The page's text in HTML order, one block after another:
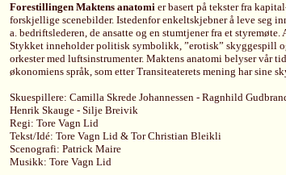
Forestillingen Maktens anatomi er basert på tekster fra
forskjellige scenebilder. Istedenfor enkeltskjebner å leve seg
a. bedriftslederen, de ansatte og en stumtjener fra et
Stykket inneholder politisk symbolikk, ”erotisk” skyggespill
orkester med luftsinstrumenter. Maktens anatomi belyser vår
økonomiens språk, som etter Transiteaterets mening har sine
Skuespillere: Camilla Skrede Johannessen - Ragnhild
Henrik Skauge - Silje Breivik
Regi: Tore Vagn Lid
Tekst/Idé: Tore Vagn Lid & Tor Christian Bleikli
Scenografi: Patrick Maire
Musikk: Tore Vagn Lid